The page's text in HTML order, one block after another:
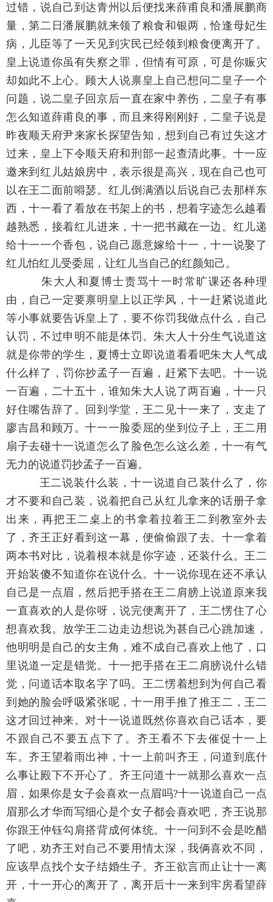
过错，说自己到达青州以后便找来薛甫良和潘展鹏商
量，第二日潘展鹏就来领了粮食和银两，恰逢母妃生
病，儿臣等了一天见到灾民已经领到粮食便离开了。
皇上说道你虽有失察之罪，但情有可原，可是你赈灾
却如此不上心。顾大人说禀皇上自己想问二皇子一个
问题，说二皇子回京后一直在家中养伤，二皇子有事
怎么知道薛甫良的事，而且来得刚刚好，二皇子说是
昨夜顺天府尹来家长探望告知，想到自己有过失这才
过来，皇上下令顺天府和刑部一起查清此事。十一应
邀来到红儿姑娘房中，表示很是高兴，现在自己也可
以在王二面前嘚瑟。红儿倒满酒以后说自己去那样东
西，十一看了看放在书架上的书，想着字迹怎么越看
越熟悉，接着红儿进来，十一把书藏在一边。红儿递
给十一一个香包，说自己愿意嫁给十一，十一说娶了
红儿怕红儿受委屈，让红儿当自己的红颜知己。
朱大人和夏博士责骂十一时常旷课还各种理
由，自己一定要禀明皇上以正学风，十一赶紧说道此
等小事就要告诉皇上了，要不你罚我做点什么，自己
认罚，不过申明不能是体罚。朱大人十分生气说道这
就是你带的学生，夏博士立即说道看看吧朱大人气成
什么样了，罚你抄孟子一百遍，赶紧下去吧。十一说
一百遍，二十五十，谁知朱大人说了两百遍，十一只
好住嘴告辞了。回到学堂，王二见十一来了，支走了
廖吉昌和顾万。十一一脸委屈的坐到位子上，王二用
扇子去碰十一说道怎么了脸色怎么这么差，十一有气
无力的说道罚抄孟子一百遍。
王二说装什么装，十一说道自己装什么了，你
才不要和自己装，说着把自己从红儿拿来的话册子拿
出来，再把王二桌上的书拿着拉着王二到教室外去
了，齐王正好看到这一幕，便偷偷跟了去。十一拿着
两本书对比，说着根本就是你字迹，还装什么。王二
开始装傻不知道你在说什么。十一说你现在还不承认
自己是一点眉，然后把手搭在王二肩膀上说道原来我
一直喜欢的人是你呀，说完便离开了，王二愣住了心
想喜欢我。放学王二边走边想说为甚自己心跳加速，
他明明是自己的女主角，难不成自己喜欢上他了，口
里说道一定是错觉。十一把手搭在王二肩膀说什么错
觉，问道话本取名字了吗。王二愣着想到为何自己看
到她的脸会呼吸紧张呢，十一用手推了推王二，王二
这才回过神来。对十一说道既然你喜欢自己话本，要
不跟自己不要五点下了。齐王看不下去催促十一上
车。齐王望着雨出神，十一上前叫齐王，问道到底什
么事让殿下不开心了。齐王问道十一就那么喜欢一点
眉，如果你是女子会喜欢一点眉吗?十一说道自己一点
眉那么才华而写细心是个女子都会喜欢吧，齐王说那
你跟王仲钰勾肩搭背成何体统。十一问到不会是吃醋
了吧，劝齐王对自己不要用情太深，我俩喜欢不同，
应该早点找个女子结婚生子。齐王欲言而止让十一离
开，十一开心的离开了，离开后十一来到牢房看望薛